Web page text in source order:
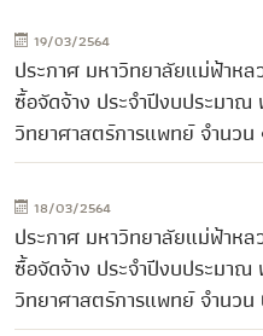
19/03/2564
ประกาศ มหาวิทยาลัยแม่ฟ้าห
ซื้อจัดจ้าง ประจำปีงบประมา
วิทยาศาสตร์การแพทย์ จำนวน
18/03/2564
ประกาศ มหาวิทยาลัยแม่ฟ้าห
ซื้อจัดจ้าง ประจำปีงบประมา
วิทยาศาสตร์การแพทย์ จำนวน